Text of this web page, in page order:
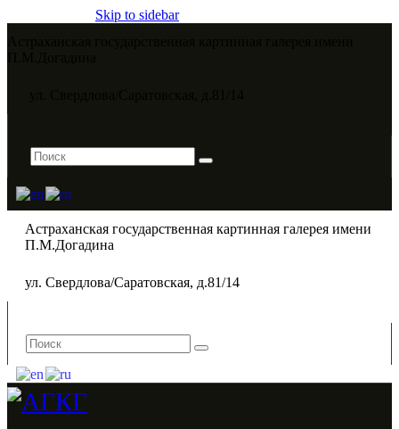
Skip to sidebar
Астраханская государственная картинная галерея имени
П.М.Догадина​
ул. Свердлова/Саратовская, д.81/14